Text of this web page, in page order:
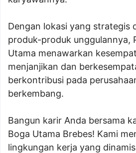
Dengan lokasi yang strategis
produk-produk unggulannya,
Utama menawarkan
menjanjikan dan
berkontribusi pada
berkembang.
Bangun karir Anda bersama
Boga Utama Brebes! Kami
lingkungan kerja yang